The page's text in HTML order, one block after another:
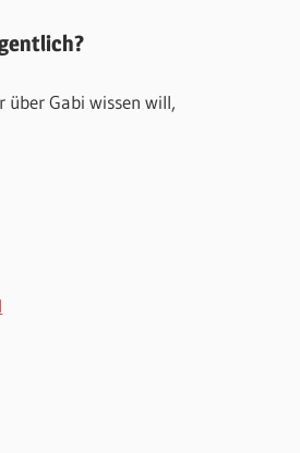
über Gabi wissen will,